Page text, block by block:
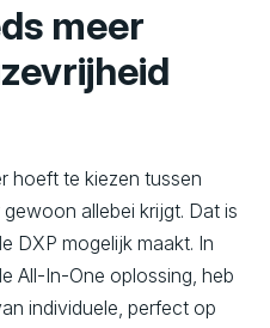
meer
hoeft te kiezen tussen
allebei krijgt. Dat is
DXP mogelijk maakt. In
All-In-One oplossing, heb
individuele, perfect op